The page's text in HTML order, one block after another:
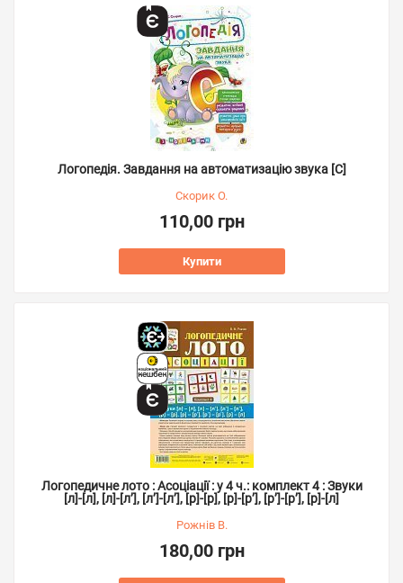
Логопедія. Завдання на автоматизацію звука [С]
Скорик О.
110,00 грн
Купити
Логопедичне лото : Асоціації : у 4 ч.: комплект 4 : Звуки
[л]-[л], [л]-[л’], [л’]-[л’], [р]-[р], [р]-[р’], [р’]-[р’], [р]-[л]
Рожнів В.
180,00 грн